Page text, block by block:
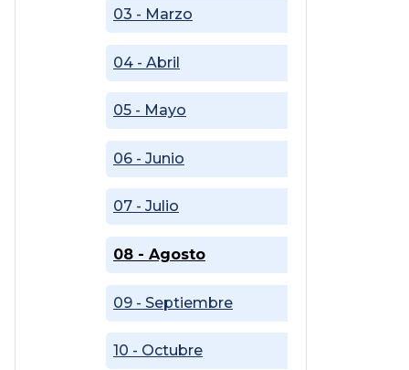
03 - Marzo
04 - Abril
05 - Mayo
06 - Junio
07 - Julio
08 - Agosto
09 - Septiembre
10 - Octubre